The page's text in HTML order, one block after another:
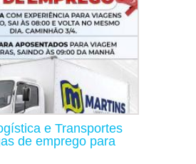
e Transportes
de emprego para